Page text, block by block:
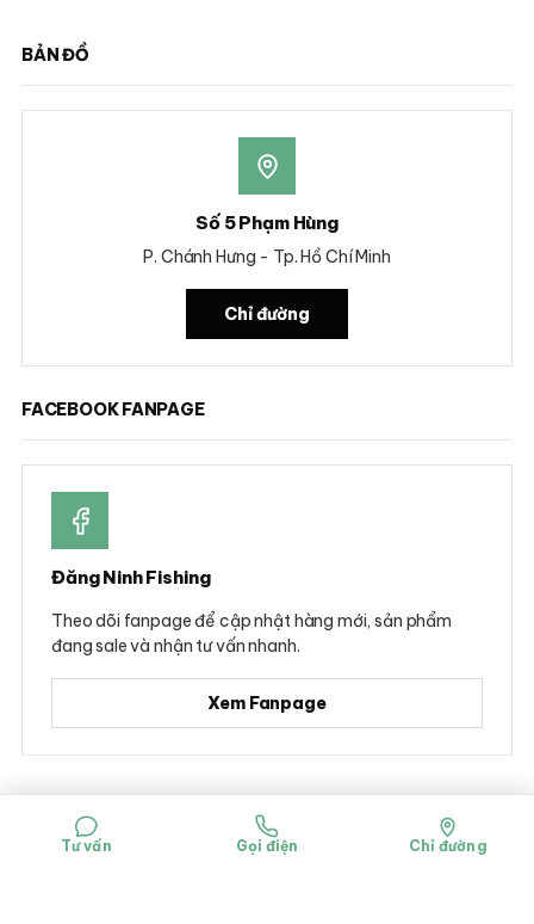
BẢN ĐỒ
Số 5 Phạm Hùng
P. Chánh Hưng - Tp. Hồ Chí Minh
Chỉ đường
FACEBOOK FANPAGE
Đăng Ninh Fishing
Theo dõi fanpage để cập nhật hàng mới, sản phẩm
đang sale và nhận tư vấn nhanh.
Xem Fanpage
© 2026 Đăng Ninh Fishing - Hộ kinh doanh Dụng cụ câu cá Đăng Ninh
Mã số đăng ký kinh doanh: 0314781322